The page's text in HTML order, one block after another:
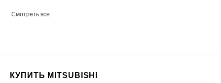
Смотреть все
КУПИТЬ MITSUBISHI